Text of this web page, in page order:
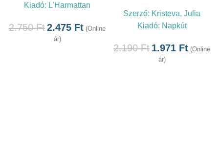
Kiadó: L'Harmattan
2.750Ft2.475 Ft (Online
ár)
Szerző: Kristeva, Julia
Kiadó: Napkút
2.190Ft 1.971 Ft (Online
ár)